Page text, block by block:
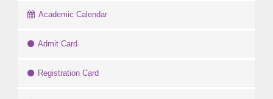
Academic Calendar
Admit Card
Registration Card